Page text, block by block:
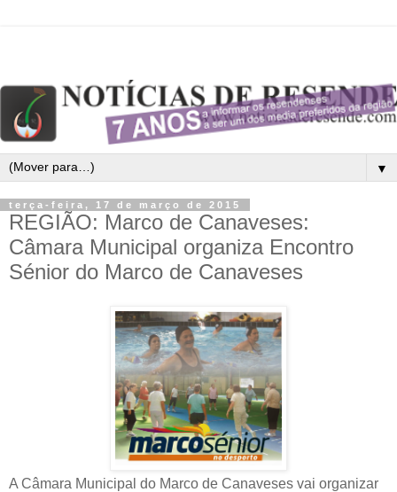
▼
terça-feira, 17 de março de 2015
REGIÃO: Marco de Canaveses:
Câmara Municipal organiza Encontro
Sénior do Marco de Canaveses
A Câmara Municipal do Marco de Canaveses vai organizar